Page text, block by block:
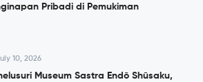
Pribadi di Pemukiman
10, 2026
Museum Sastra Endō Shūsaku,